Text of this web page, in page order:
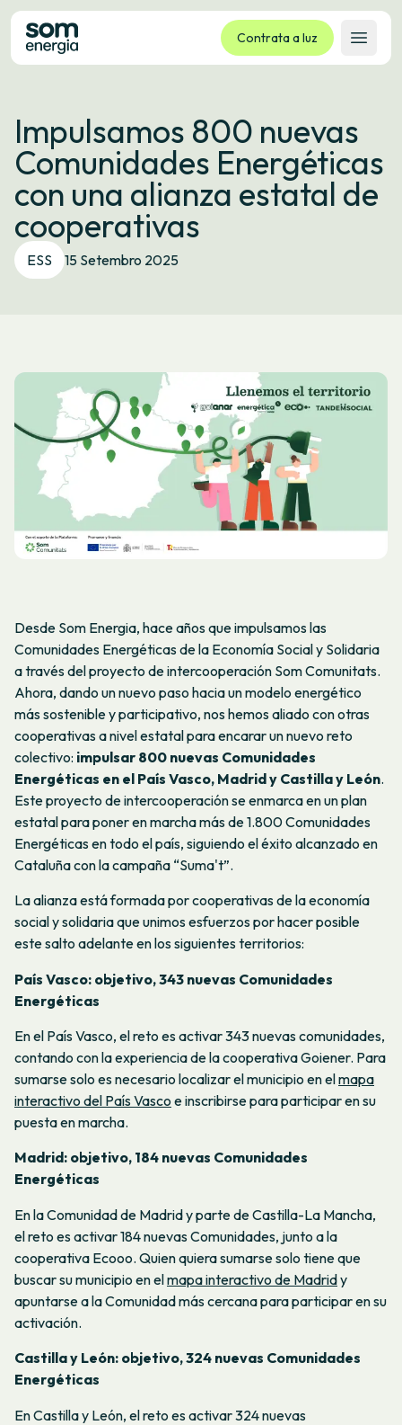
Contrata a luz
Abrir
Tarifas
Servizos
Empresas
La cooperativa
Contacto
Trámites
Impulsamos 800 nuevas
Comunidades Energéticas
con una alianza estatal de
cooperativas
ESS 15 Setembro 2025
Desde Som Energia, hace años que impulsamos las
Comunidades Energéticas de la Economía Social y Solidaria
a través del proyecto de intercooperación Som Comunitats.
Ahora, dando un nuevo paso hacia un modelo energético
más sostenible y participativo, nos hemos aliado con otras
cooperativas a nivel estatal para encarar un nuevo reto
colectivo: impulsar 800 nuevas Comunidades
Energéticas en el País Vasco, Madrid y Castilla y León.
Este proyecto de intercooperación se enmarca en un plan
estatal para poner en marcha más de 1.800 Comunidades
Energéticas en todo el país, siguiendo el éxito alcanzado en
Cataluña con la campaña “Suma't”.
La alianza está formada por cooperativas de la economía
social y solidaria que unimos esfuerzos por hacer posible
este salto adelante en los siguientes territorios:
País Vasco: objetivo, 343 nuevas Comunidades
Energéticas
En el País Vasco, el reto es activar 343 nuevas comunidades,
contando con la experiencia de la cooperativa Goiener. Para
sumarse solo es necesario localizar el municipio en elmapa
interactivo del País Vasco e inscribirse para participar en su
puesta en marcha.
Madrid: objetivo, 184 nuevas Comunidades
Energéticas
En la Comunidad de Madrid y parte de Castilla-La Mancha,
el reto es activar 184 nuevas Comunidades, junto a la
cooperativa Ecooo. Quien quiera sumarse solo tiene que
buscar su municipio en elmapa interactivo de Madridy
apuntarse a la Comunidad más cercana para participar en su
activación.
Castilla y León: objetivo, 324 nuevas Comunidades
Energéticas
En Castilla y León, el reto es activar 324 nuevas